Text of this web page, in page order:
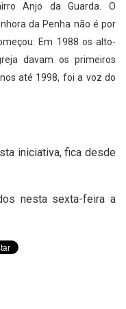
Anjo da Guarda. O
da Penha não é por
Em 1988 os alto-
davam os primeiros
até 1998, foi a voz do
iniciativa, fica desde
nesta sexta-feira a